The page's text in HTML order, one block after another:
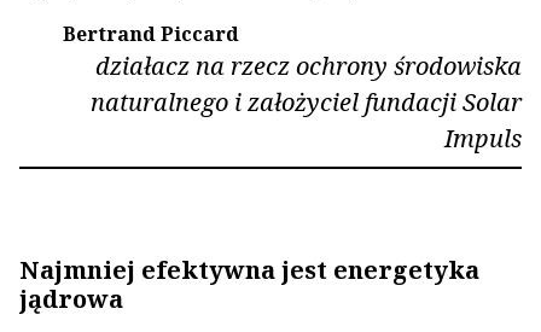
Bertrand Piccard
działacz na rzecz ochrony środowiska
naturalnego i założyciel fundacji Solar
Impuls
Najmniej efektywna jest energetyka
jądrowa